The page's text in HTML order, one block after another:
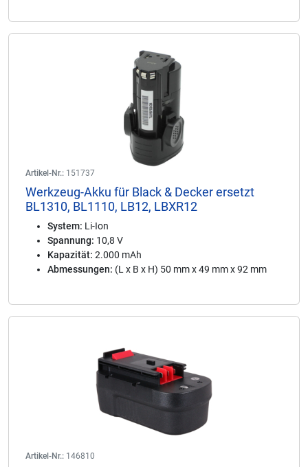
Artikel-Nr.: 151737
Werkzeug-Akku für Black & Decker ersetzt
BL1310, BL1110, LB12, LBXR12
System: Li-Ion
Spannung: 10,8 V
Kapazität: 2.000 mAh
Abmessungen: (L x B x H) 50 mm x 49 mm x 92 mm
Artikel-Nr.: 146810